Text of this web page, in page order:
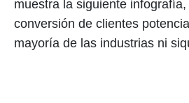
muestra la siguiente
conversión de clientes
mayoría de las industrias ni